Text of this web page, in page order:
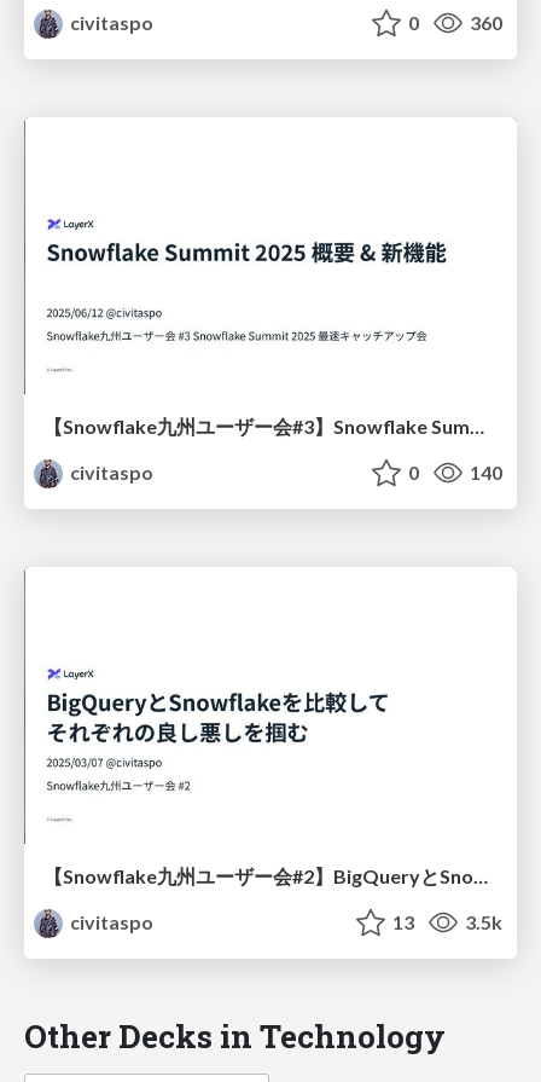
civitaspo
0 360
【Snowflake九州ユーザー会#3】Snowflake Summit 2025 最速キャッチアップ会 Snowflake Summit 2025 概要&新機能 / Snowflake Summit 2025 Overview & New Features
civitaspo
0 140
【Snowflake九州ユーザー会#2】BigQueryとSnowflakeを比較してそれぞれの良し悪しを掴む / BigQuery vs Snowflake: Pros & Cons
civitaspo
13 3.5k
Other Decks in Technology